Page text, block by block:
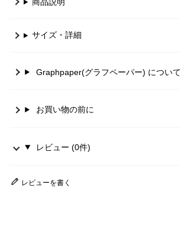
サイズ・詳細
Graphpaper(グラフペーパー) について
お買い物の前に
レビュー (0件)
レビューを書く